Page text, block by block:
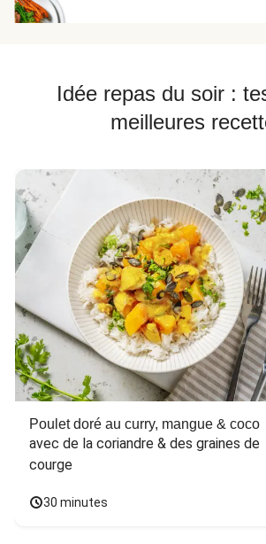
Idée repas du soir :
meilleures
Poulet doré au curry, mangue & coco
avec de la coriandre & des graines de
courge
30 minutes